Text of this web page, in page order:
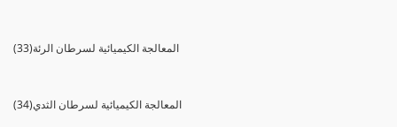
(33)المعالجة الكيميائية لسرطان الرئة
(34)المعالجة الكيميائية لسرطان الثدي